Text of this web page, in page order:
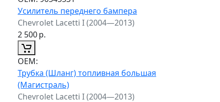
Усилитель переднего бампера
Chevrolet Lacetti I (2004—2013)
2 500р.
ОЕМ:
Трубка (Шланг) топливная большая
(Магистраль)
Chevrolet Lacetti I (2004—2013)